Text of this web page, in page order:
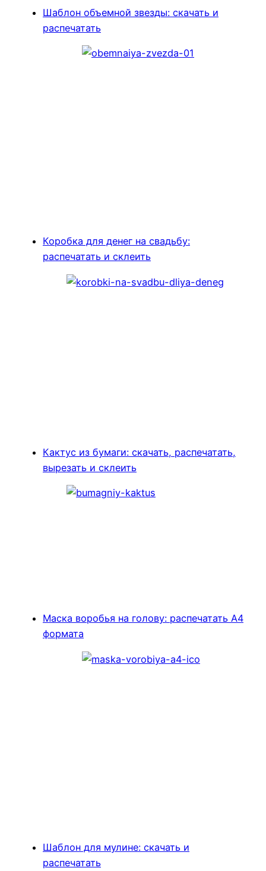
Шаблон объемной звезды: скачать и
распечатать
Коробка для денег на свадьбу:
распечатать и склеить
Кактус из бумаги: скачать, распечатать,
вырезать и склеить
Маска воробья на голову: распечатать А4
формата
Шаблон для мулине: скачать и
распечатать